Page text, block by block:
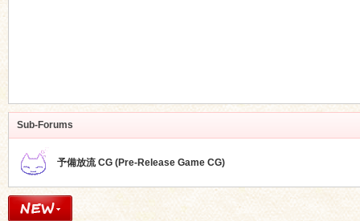
Sub-Forums
予備放流 CG (Pre-Release Game CG)